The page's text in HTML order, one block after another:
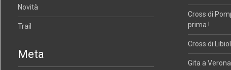
Cross di
prima !
Cross di
Gita a
Novità
Trail
Meta